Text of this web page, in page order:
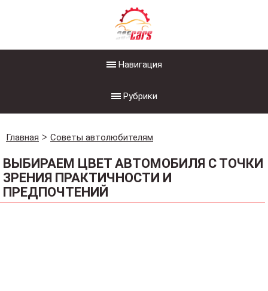
Навигация
Рубрики
Главная Советы автолюбителям
ВЫБИРАЕМ ЦВЕТ АВТОМОБИЛЯ С ТОЧКИ
ЗРЕНИЯ ПРАКТИЧНОСТИ И
ПРЕДПОЧТЕНИЙ